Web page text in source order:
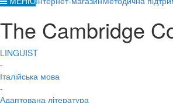
The Cambridge
LINGUIST
-
Італійська мова
-
Адаптована література